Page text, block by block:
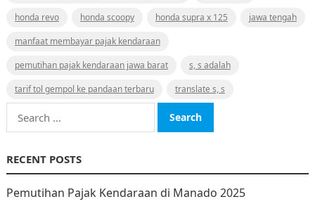
honda revo
honda scoopy honda supra x 125
jawa tengah
manfaat membayar pajak kendaraan
pemutihan pajak kendaraan jawa barat
s, s adalah
tarif tol gempol ke pandaan terbaru
translate s, s
Search
for:
RECENT POSTS
Pemutihan Pajak Kendaraan di Manado 2025